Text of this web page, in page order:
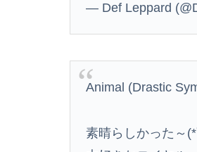
— Def Leppard
Animal (Drastic
素晴らしかった～